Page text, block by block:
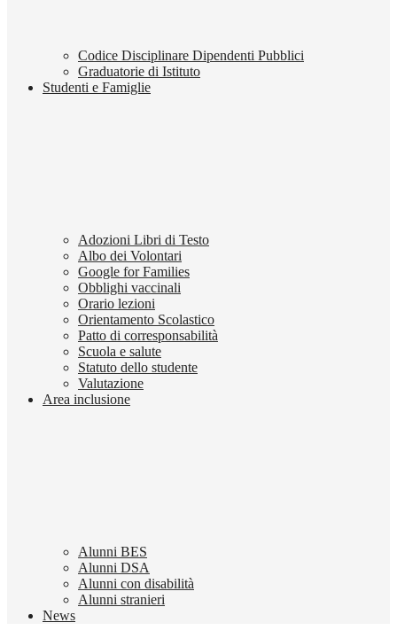
Codice Disciplinare Dipendenti Pubblici
Graduatorie di Istituto
Studenti e Famiglie
Adozioni Libri di Testo
Albo dei Volontari
Google for Families
Obblighi vaccinali
Orario lezioni
Orientamento Scolastico
Patto di corresponsabilità
Scuola e salute
Statuto dello studente
Valutazione
Area inclusione
Alunni BES
Alunni DSA
Alunni con disabilità
Alunni stranieri
News